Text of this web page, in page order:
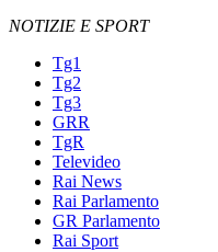
NOTIZIE E SPORT
Tg1
Tg2
Tg3
GRR
TgR
Televideo
Rai News
Rai Parlamento
GR Parlamento
Rai Sport